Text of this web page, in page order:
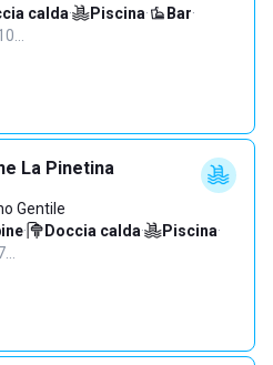
calda· Piscina· Bar·
La Pinetina
Gentile
· Doccia calda· Piscina·